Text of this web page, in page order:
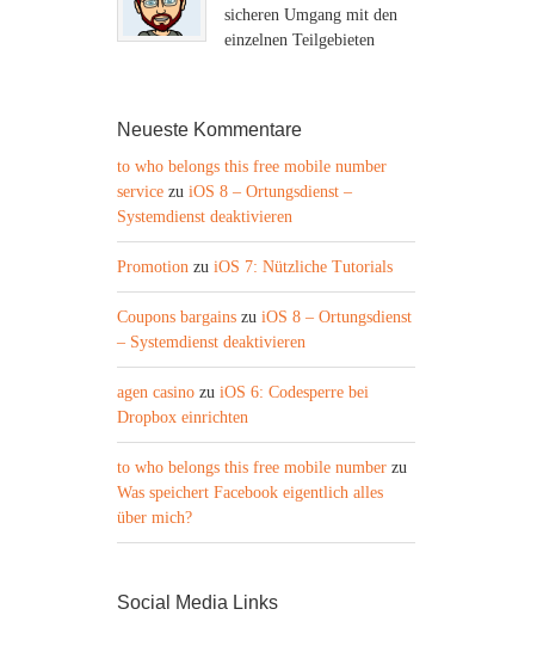
sicheren Umgang mit den
einzelnen Teilgebieten
Neueste Kommentare
to who belongs this free mobile number
service zu iOS 8 – Ortungsdienst –
Systemdienst deaktivieren
Promotion zu iOS 7: Nützliche Tutorials
Coupons bargains zu iOS 8 – Ortungsdienst
– Systemdienst deaktivieren
agen casino zu iOS 6: Codesperre bei
Dropbox einrichten
to who belongs this free mobile number zu
Was speichert Facebook eigentlich alles
über mich?
Social Media Links